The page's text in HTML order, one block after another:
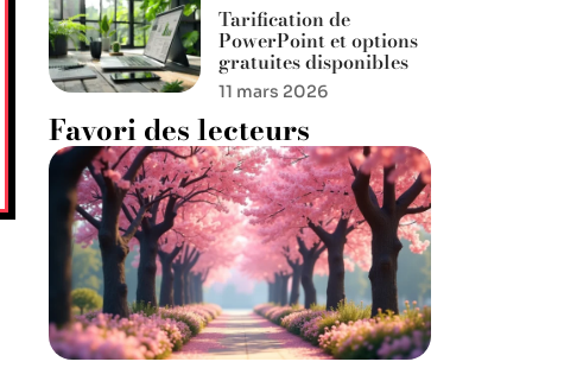
Tarification de
PowerPoint et options
gratuites disponibles
11 mars 2026
Favori des lecteurs